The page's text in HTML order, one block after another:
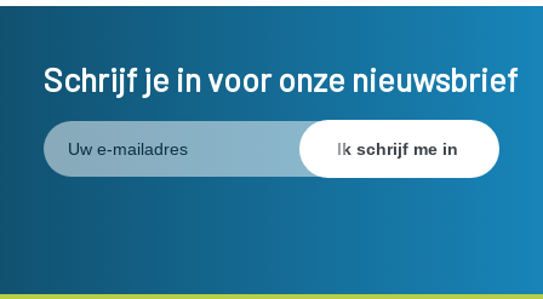
Schrijf je in voor onze nieuwsbrief